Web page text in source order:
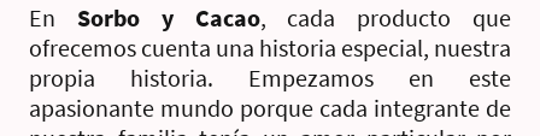
En Sorbo y Cacao, cada producto que
ofrecemos cuenta una historia especial, nuestra
propia historia. Empezamos en este
apasionante mundo porque cada integrante de